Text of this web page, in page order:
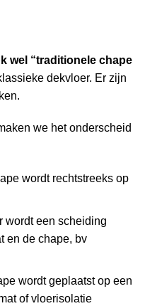
wel “traditionele chape
dekvloer. Er zijn
we het onderscheid
wordt rechtstreeks op
wordt een scheiding
en de chape, bv
wordt geplaatst op een
of vloerisolatie